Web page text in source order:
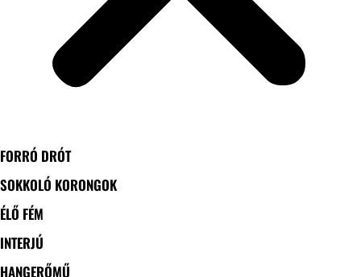
FORRÓ DRÓT
SOKKOLÓ KORONGOK
ÉLŐ FÉM
INTERJÚ
HANGERŐMŰ